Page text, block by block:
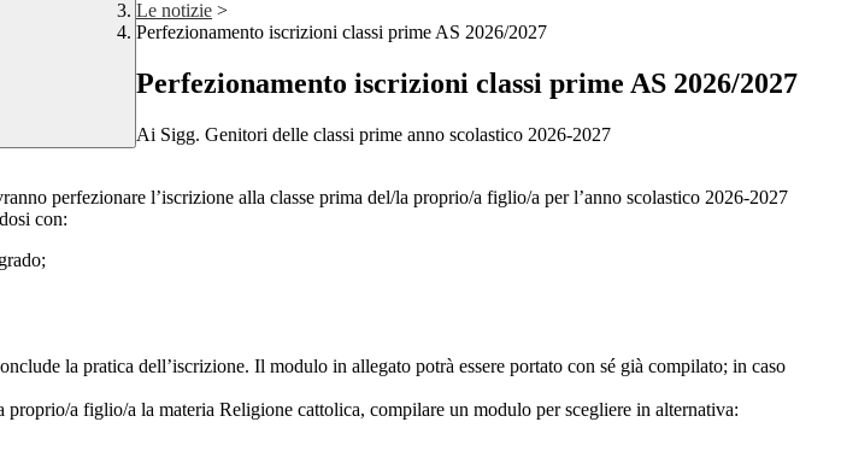
Le notizie >
Perfezionamento iscrizioni classi prime AS 2026/2027
Perfezionamento iscrizioni classi prime AS 2026/2027
Ai Sigg. Genitori delle classi prime anno scolastico 2026-2027
perfezionare l’iscrizione alla classe prima del/la proprio/a figlio/a per l’anno scolastico 2026-2027
con:
la pratica dell’iscrizione. Il modulo in allegato potrà essere portato con sé già compilato; in caso
a figlio/a la materia Religione cattolica, compilare un modulo per scegliere in alternativa: